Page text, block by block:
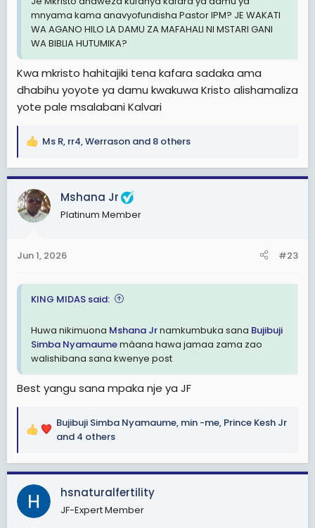
mnyama kama anavyofundisha Pastor IPM? JE WAKATI
WA AGANO HILO LA DAMU ZA MAFAHALI NI MSTARI GANI
WA BIBLIA HUTUMIKA?
Kwa mkristo hahitajiki tena kafara sadaka ama
dhabihu yoyote ya damu kwakuwa Kristo alishamaliza
yote pale msalabani Kalvari
R
a
c
t
i
s
Ms R, rr4,Werrason and 8 others
Mshana Jr
Platinum Member
Jun 1, 2026 #23
KING MIDAS said:
Huwa nikimuona Mshana Jrnamkumbuka sana Bujibuji
Simba Nyamaumemàana hawa jamaa zama zao
walishibana sana kwenye post
Best yangu sana mpaka nje ya JF
R
a
c
o
Bujibuji Simba Nyamaume, min -me, Prince Kesh Jr
and 4 others
hsnaturalfertility
JF-Expert Member